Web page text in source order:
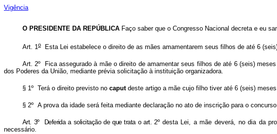
Vigência
O PRESIDENTE DA REPÚBLICA Faço saber que o Congresso Nacional decreta e eu
Art. 1oEsta Lei estabelece o direito de as mães amamentarem seus filhos de até 6
Art. 2º Fica assegurado à mãe o direito de amamentar seus filhos de até 6 (seis)
dos Poderes da União, mediante prévia solicitação à instituição organizadora.
§ 1º Terá o direito previsto no caput deste artigo a mãe cujo filho tiver até 6 (seis)
§ 2º A prova da idade será feita mediante declaração no ato de inscrição para o
Art. 3º Deferida a solicitação de que trata o art. 2ºdesta Lei, a mãe deverá, no dia da
necessário.